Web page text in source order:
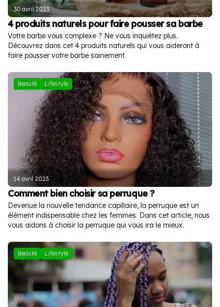
30 avril 2023
4 produits naturels pour faire pousser sa barbe
Votre barbe vous complexe ? Ne vous inquiétez plus.
Découvrez dans cet 4 produits naturels qui vous aideront à
faire pousser votre barbe sainement.
Beauté Lifestyle
14 avril 2023
Comment bien choisir sa perruque ?
Devenue la nouvelle tendance capillaire, la perruque est un
élément indispensable chez les femmes. Dans cet article, nous
vous aidons à choisir la perruque qui vous ira le mieux.
Beauté Lifestyle